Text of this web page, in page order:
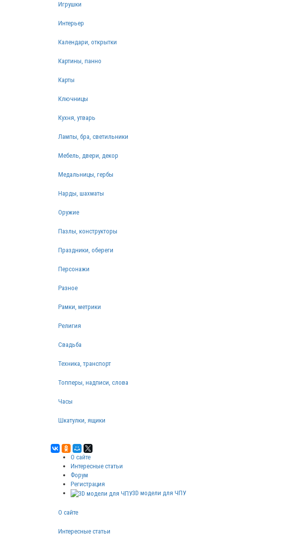
Игрушки
Интерьер
Календари, открытки
Картины, панно
Карты
Ключницы
Кухня, утварь
Лампы, бра, светильники
Мебель, двери, декор
Медальницы, гербы
Нарды, шахматы
Оружие
Пазлы, конструкторы
Праздники, обереги
Персонажи
Разное
Рамки, метрики
Религия
Свадьба
Техника, транспорт
Топперы, надписи, слова
Часы
Шкатулки, ящики
О сайте
Интересные статьи
Форум
Регистрация
3D модели для ЧПУ
О сайте
Интересные статьи